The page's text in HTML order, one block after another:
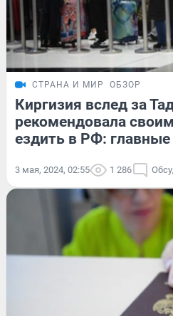
СТРАНА И МИР ОБЗОР
Киргизия вслед за
рекомендовала
ездить в РФ:
3 мая, 2024, 02:55 1 286